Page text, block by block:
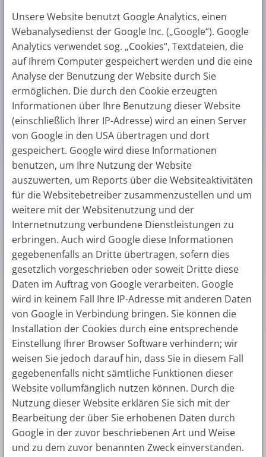
Unsere Website benutzt Google Analytics, einen
Webanalysedienst der Google Inc. („Google“). Google
Analytics verwendet sog. „Cookies“, Textdateien, die
auf Ihrem Computer gespeichert werden und die eine
Analyse der Benutzung der Website durch Sie
ermöglichen. Die durch den Cookie erzeugten
Informationen über Ihre Benutzung dieser Website
(einschließlich Ihrer IP-Adresse) wird an einen Server
von Google in den USA übertragen und dort
gespeichert. Google wird diese Informationen
benutzen, um Ihre Nutzung der Website
auszuwerten, um Reports über die Websiteaktivitäten
für die Websitebetreiber zusammenzustellen und um
weitere mit der Websitenutzung und der
Internetnutzung verbundene Dienstleistungen zu
erbringen. Auch wird Google diese Informationen
gegebenenfalls an Dritte übertragen, sofern dies
gesetzlich vorgeschrieben oder soweit Dritte diese
Daten im Auftrag von Google verarbeiten. Google
wird in keinem Fall Ihre IP-Adresse mit anderen Daten
von Google in Verbindung bringen. Sie können die
Installation der Cookies durch eine entsprechende
Einstellung Ihrer Browser Software verhindern; wir
weisen Sie jedoch darauf hin, dass Sie in diesem Fall
gegebenenfalls nicht sämtliche Funktionen dieser
Website vollumfänglich nutzen können. Durch die
Nutzung dieser Website erklären Sie sich mit der
Bearbeitung der über Sie erhobenen Daten durch
Google in der zuvor beschriebenen Art und Weise
und zu dem zuvor benannten Zweck einverstanden.